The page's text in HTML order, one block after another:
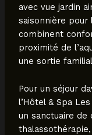
avec vue jardin
saisonnière pour
combinent
proximité de
une sortie
Pour un séjour
l’Hôtel & Spa
un sanctuaire